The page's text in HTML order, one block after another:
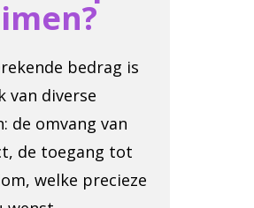
bedrag is
van diverse
de omvang van
de toegang tot
welke precieze